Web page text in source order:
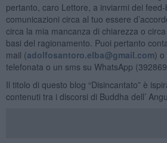
pertanto, caro Lettore, a inviarmi dei
comunicazioni circa al tuo essere
circa la mia mancanza di chiarezza o
basi del ragionamento. Puoi pertanto
mail (adolfosantoro.elba@gmail.com) o
telefonata o un sms su WhatsApp
Il titolo di questo blog “Disincantato” è
contenuti tra i discorsi di Buddha dell’